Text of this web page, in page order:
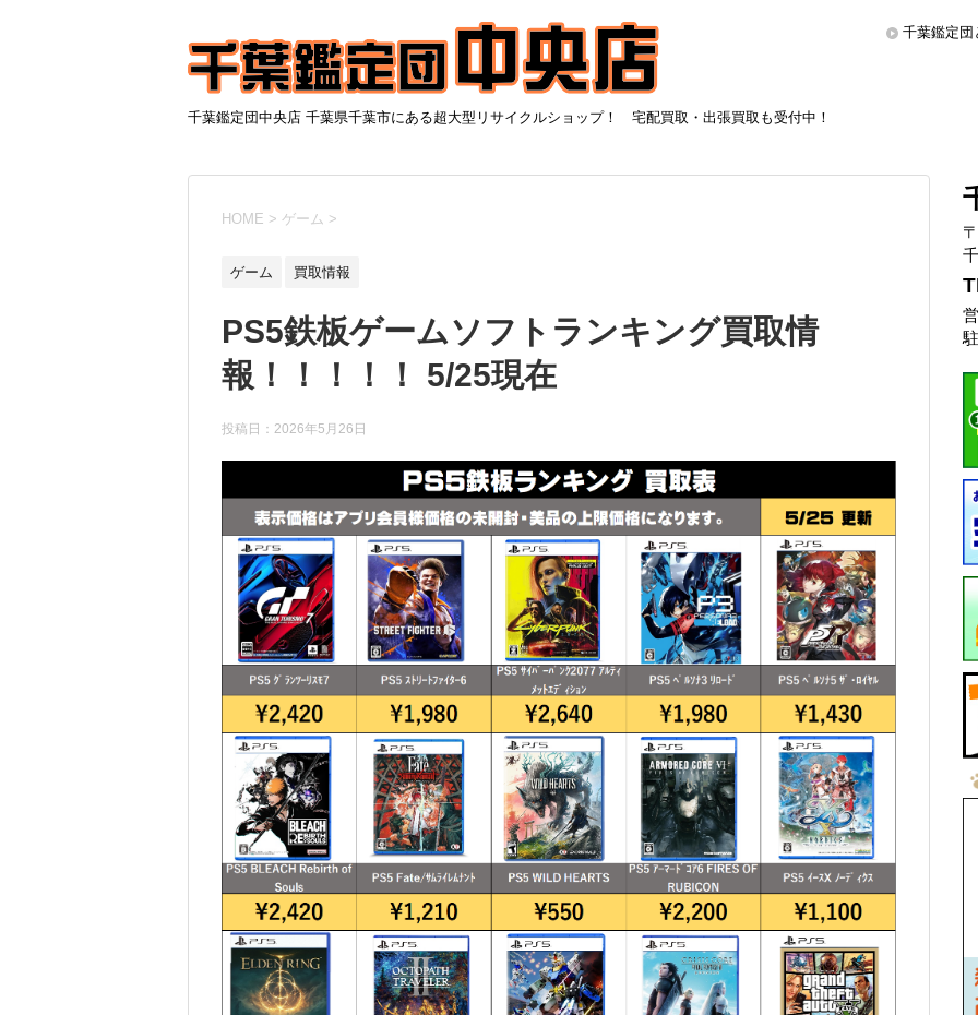
千葉鑑定団中央店 千葉県千葉市にある超大型リサイクルショップ！ 宅配買取・出張買取も受付中！
千葉鑑定団
HOME > ゲーム >
ゲーム 買取情報
PS5鉄板ゲームソフトランキング買取情
報！！！！！ 5/25現在
投稿日： 2026年5月26日